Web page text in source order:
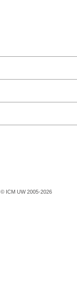
© ICM UW 2005-2026